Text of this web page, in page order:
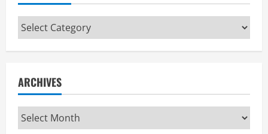
Categories
ARCHIVES
Archives